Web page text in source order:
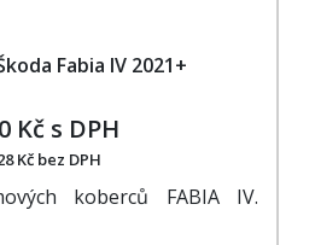
Fabia IV 2021+
Kč s DPH
Kč bez DPH
koberců FABIA IV.